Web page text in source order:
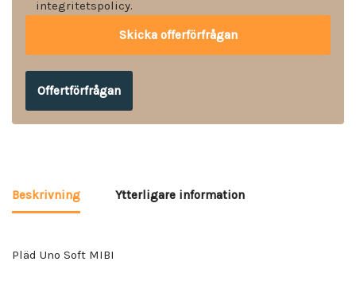
integritetspolicy.
Offertförfrågan
Beskrivning Ytterligare information
Pläd Uno Soft MIBI